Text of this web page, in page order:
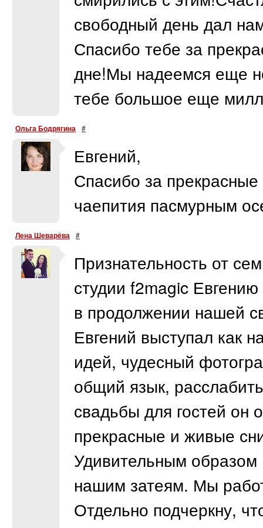
свободный день дал
Спасибо тебе за
дне!Мы надеемся еще
тебе большое еще
Ольга Бодрягина #
Евгений,
Спасибо за
чаепития пасмурным
Лена Шеварёва #
Признательность от
студии f2magic Евгению
в продолжении нашей
Евгений выступал как
идей, чудесный
общий язык,
свадьбы для гостей он
прекрасные и живые
Удивительным образом
нашим затеям. Мы
Отдельно подчеркну,